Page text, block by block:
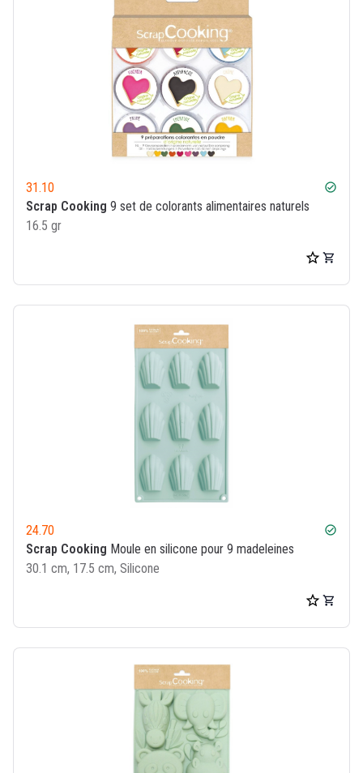
31.10 check_circle
Scrap Cooking 9 set de colorants alimentaires naturels
16.5 gr
24.70 check_circle
Scrap Cooking Moule en silicone pour 9 madeleines
30.1 cm, 17.5 cm, Silicone